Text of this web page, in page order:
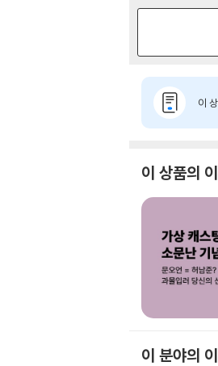
이
이 상품의
이 분야의